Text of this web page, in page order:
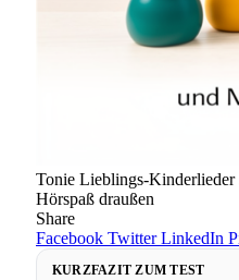
Tonie Lieblings-Kinderlieder
Hörspaß draußen
Share
Facebook Twitter LinkedIn
KURZFAZIT ZUM TEST